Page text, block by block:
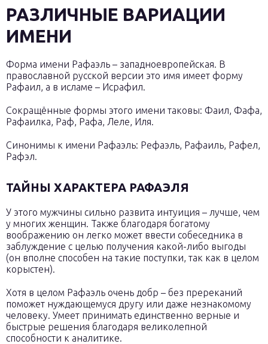
РАЗЛИЧНЫЕ ВАРИАЦИИ
ИМЕНИ
Форма имени Рафаэль – западноевропейская. В
православной русской версии это имя имеет форму
Рафаил, а в исламе – Исрафил.
Сокращённые формы этого имени таковы: Фаил, Фафа,
Рафаилка, Раф, Рафа, Леле, Иля.
Синонимы к имени Рафаэль: Рефаэль, Рафаиль, Рафел,
Рафэл.
ТАЙНЫ ХАРАКТЕРА РАФАЭЛЯ
У этого мужчины сильно развита интуиция – лучше, чем
у многих женщин. Также благодаря богатому
воображению он легко может ввести собеседника в
заблуждение с целью получения какой-либо выгоды
(он вполне способен на такие поступки, так как в целом
корыстен).
Хотя в целом Рафаэль очень добр – без пререканий
поможет нуждающемуся другу или даже незнакомому
человеку. Умеет принимать единственно верные и
быстрые решения благодаря великолепной
способности к аналитике.